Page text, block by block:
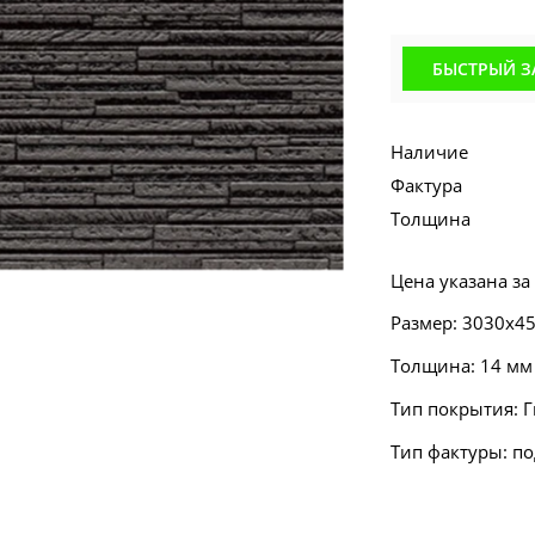
БЫСТРЫЙ
Наличие
Фактура
Толщина
Цена указана
Размер:
Толщина: 14 мм
Тип покрытия:
Тип фактуры: